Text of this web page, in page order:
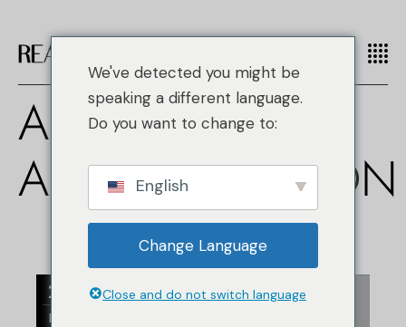
AUTHOR: REAL
AUTHENTICATION
27
Mai
We've detected you might be
speaking a different language.
Do you want to change to:
English
Change Language
Close and do not switch language